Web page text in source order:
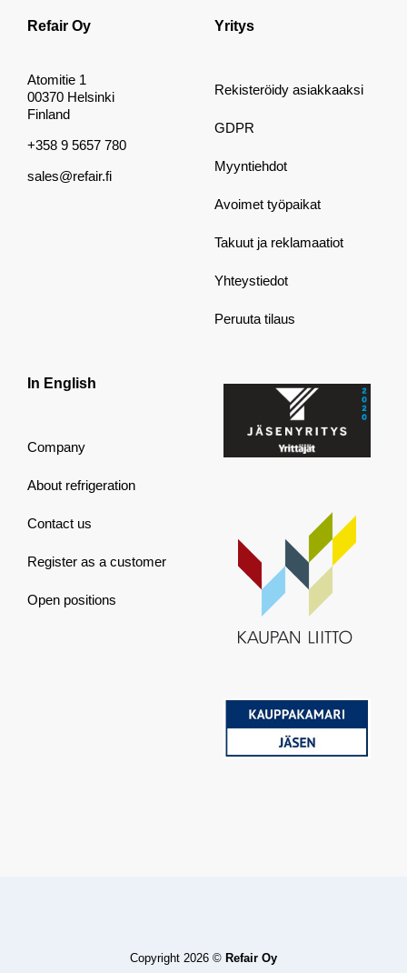
Refair Oy
Atomitie 1
00370 Helsinki
Finland
+358 9 5657 780
sales@refair.fi
Yritys
Rekisteröidy asiakkaaksi
GDPR
Myyntiehdot
Avoimet työpaikat
Takuut ja reklamaatiot
Yhteystiedot
Peruuta tilaus
In English
Company
About refrigeration
Contact us
Register as a customer
Open positions
Copyright 2026 © Refair Oy